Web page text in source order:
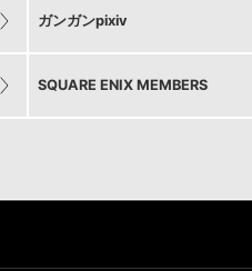
ガンガンpixiv
SQUARE ENIX MEMBERS